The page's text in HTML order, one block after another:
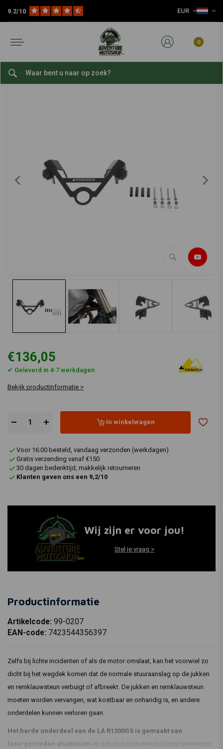
9.2/10 EUR
0
Kies Je Motor BMW LA stuurstop BMW R 1200 GS ('12+)/ R 1200 GSA ('13+)/ R1200R ('14+)
bekijk alles van Touratech
LA stuurstop BMW R 1200 GS ('12+)/ R 1200
GSA ('13+)/ R1200R ('14+)
0/5 (0 reviews)
€136,05
✔ Geleverd in 4-7 werkdagen
Bekijk productinformatie >
In winkelwagen
Voor 16:00 besteld, vandaag verzonden (werkdagen)
Gratis verzending vanaf €150
30 dagen bedenktijd, makkelijk retourneren
Klanten geven ons een 9,2/10
Wij zijn er voor jou!
Stel je vraag >
Productinformatie
Artikelcode: 99-0207
EAN-code: 7423544356397
Zelfs bij lichte incidenten of als de motor omslaat, kan het voorwiel zo
dicht bij het wegdek komen dat de normale stuuraanslag op de jukken
en remklauwsteun verbuigt of afbreekt. De jukken en remklauwsteun
moeten worden vervangen, wat kostbaar en onhandig is, en andere
onderdelen kunnen verloren gaan.
Het harde onderdeel van de LA R1200GS is gemaakt van
lasergesneden aluminium en schokabsorberende plastic elementen.